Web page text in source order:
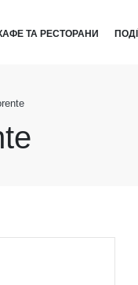
ТА РЕСТОРАНИ ПОДІЇ